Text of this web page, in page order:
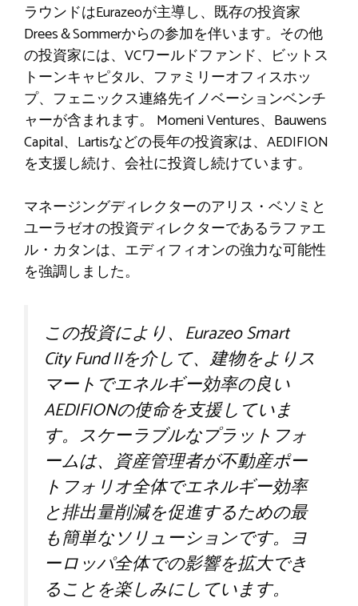
ラウンドはEurazeoが主導し、既存の投資家
Drees＆Sommerからの参加を伴います。その他
の投資家には、VCワールドファンド、ビットス
トーンキャピタル、ファミリーオフィスホッ
プ、フェニックス連絡先イノベーションベンチ
ャーが含まれます。 Momeni Ventures、Bauwens
Capital、Lartisなどの長年の投資家は、AEDIFION
を支援し続け、会社に投資し続けています。
マネージングディレクターのアリス・ベソミと
ユーラゼオの投資ディレクターであるラファエ
ル・カタンは、エディフィオンの強力な可能性
を強調しました。
この投資により、Eurazeo Smart
City Fund IIを介して、建物をよりス
マートでエネルギー効率の良い
AEDIFIONの使命を支援していま
す。スケーラブルなプラットフォ
ームは、資産管理者が不動産ポー
トフォリオ全体でエネルギー効率
と排出量削減を促進するための最
も簡単なソリューションです。ヨ
ーロッパ全体での影響を拡大でき
ることを楽しみにしています。